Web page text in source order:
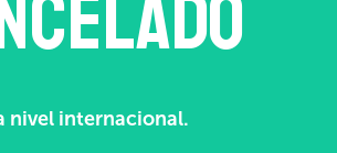
nivel internacional.